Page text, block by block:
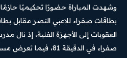
وشهدت المباراة حضورًا تحكيميًا
بطاقات صفراء للاعبي النصر مقابل
العقوبات إلى الأجهزة الفنية، إذ نال
صفراء في الدقيقة